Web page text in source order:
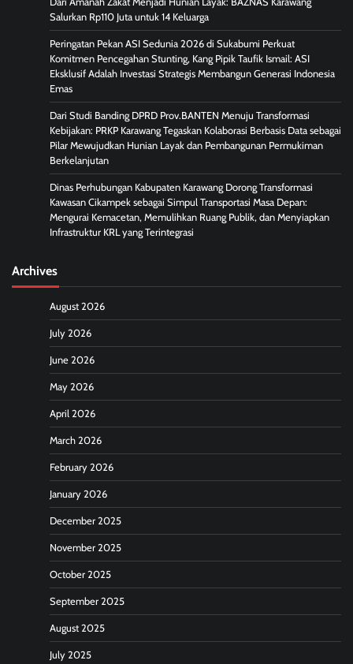
Salurkan Rp110 Juta untuk 14 Keluarga
Peringatan Pekan ASI Sedunia 2026 di Sukabumi Perkuat
Komitmen Pencegahan Stunting, Kang Pipik Taufik Ismail: ASI
Eksklusif Adalah Investasi Strategis Membangun Generasi Indonesia
Emas
Dari Studi Banding DPRD Prov.BANTEN Menuju Transformasi
Kebijakan: PRKP Karawang Tegaskan Kolaborasi Berbasis Data sebagai
Pilar Mewujudkan Hunian Layak dan Pembangunan Permukiman
Berkelanjutan
Dinas Perhubungan Kabupaten Karawang Dorong Transformasi
Kawasan Cikampek sebagai Simpul Transportasi Masa Depan:
Mengurai Kemacetan, Memulihkan Ruang Publik, dan Menyiapkan
Infrastruktur KRL yang Terintegrasi
Archives
August 2026
July 2026
June 2026
May 2026
April 2026
March 2026
February 2026
January 2026
December 2025
November 2025
October 2025
September 2025
August 2025
July 2025